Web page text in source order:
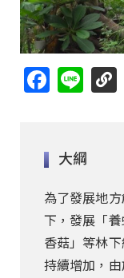
Facebook
Line
大綱
為了發展地
下，發展「
香菇」等林
持續增加，